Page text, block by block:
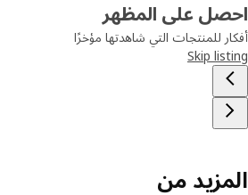
على المظهر
للمنتجات التي شاهدتها مؤخرًا
Skip
من